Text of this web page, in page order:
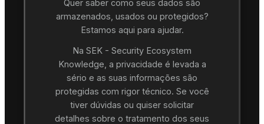
Quer saber como seus dados são
armazenados, usados ou protegidos?
Estamos aqui para ajudar.
Na SEK - Security Ecosystem
Knowledge, a privacidade é levada a
sério e as suas informações são
protegidas com rigor técnico. Se você
tiver dúvidas ou quiser solicitar
detalhes sobre o tratamento dos seus